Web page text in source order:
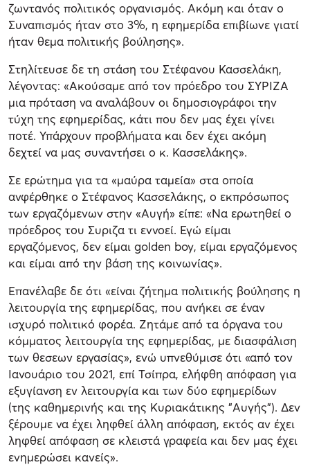
ζωντανός πολιτικός οργανισμός. Ακόμη και όταν ο
Συναπισμός ήταν στο 3%, η εφημερίδα επιβίωνε γιατί
ήταν θεμα πολιτικής βούλησης».
Στηλίτευσε δε τη στάση του Στέφανου Κασσελάκη,
λέγοντας: «Ακούσαμε από τον πρόεδρο του ΣΥΡΙΖΑ
μια πρόταση να αναλάβουν οι δημοσιογράφοι την
τύχη της εφημερίδας, κάτι που δεν μας έχει γίνει
ποτέ. Υπάρχουν προβλήματα και δεν έχει ακόμη
δεχτεί να μας συναντήσει ο κ. Κασσελάκης».
Σε ερώτημα για τα «μαύρα ταμεία» στα οποία
ανφέρθηκε ο Στέφανος Κασσελάκης, ο εκπρόσωπος
των εργαζόμενων στην «Αυγή» είπε: «Να ερωτηθεί ο
πρόεδρος του Συριζα τι εννοεί. Εγώ είμαι
εργαζόμενος, δεν είμαι golden boy, είμαι εργαζόμενος
και είμαι από την βάση της κοινωνίας».
Επανέλαβε δε ότι «είναι ζήτημα πολιτικής βούλησης η
λειτουργία της εφημερίδας, που ανήκει σε έναν
ισχυρό πολιτικό φορέα. Ζητάμε από τα όργανα του
κόμματος λειτουργία της εφημερίδας, με διασφάλιση
των θεσεων εργασίας», ενώ υπνεθύμισε ότι «από τον
Ιανουάριο του 2021, επί Τσίπρα, ελήφθη απόφαση για
εξυγίανση εν λειτουργία και των δύο εφημερίδων
(της καθημερινής και της Κυριακάτικης "Αυγής"). Δεν
ξέρουμε να έχει ληφθεί άλλη απόφαση, εκτός αν έχει
ληφθεί απόφαση σε κλειστά γραφεία και δεν μας έχει
ενημερώσει κανείς».